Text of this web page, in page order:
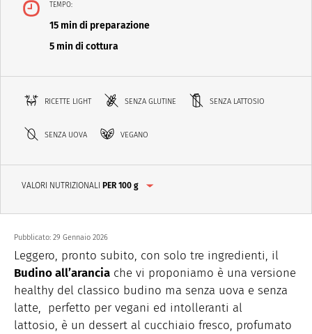
TEMPO:
15 min di preparazione
5 min di cottura
RICETTE LIGHT SENZA GLUTINE SENZA LATTOSIO
SENZA UOVA VEGANO
VALORI NUTRIZIONALI PER 100 g
Pubblicato: 29 Gennaio 2026
Leggero, pronto subito, con solo tre ingredienti, il
Budino all’arancia che vi proponiamo è una versione
healthy del classico budino ma senza uova e senza
latte, perfetto per vegani ed intolleranti al
lattosio, è un dessert al cucchiaio fresco, profumato